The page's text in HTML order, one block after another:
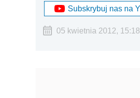
Subskrybuj nas na
05 kwietnia 2012, 15:18